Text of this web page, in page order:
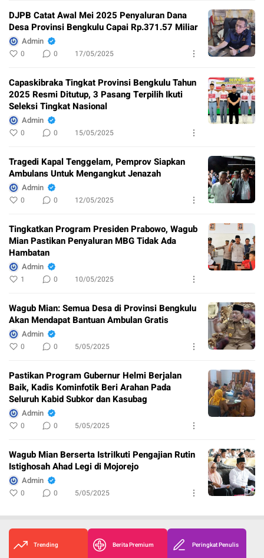
DJPB Catat Awal Mei 2025 Penyaluran Dana
Desa Provinsi Bengkulu Capai Rp.371.57 Miliar
Admin
0 0 17/05/2025
Capaskibraka Tingkat Provinsi Bengkulu Tahun
2025 Resmi Ditutup, 3 Pasang Terpilih Ikuti
Seleksi Tingkat Nasional
Admin
0 0 15/05/2025
Tragedi Kapal Tenggelam, Pemprov Siapkan
Ambulans Untuk Mengangkut Jenazah
Admin
0 0 12/05/2025
Tingkatkan Program Presiden Prabowo, Wagub
Mian Pastikan Penyaluran MBG Tidak Ada
Hambatan
Admin
1 0 10/05/2025
Wagub Mian: Semua Desa di Provinsi Bengkulu
Akan Mendapat Bantuan Ambulan Gratis
Admin
0 0 5/05/2025
Pastikan Program Gubernur Helmi Berjalan
Baik, Kadis Kominfotik Beri Arahan Pada
Seluruh Kabid Subkor dan Kasubag
Admin
0 0 5/05/2025
Wagub Mian Berserta IstriIkuti Pengajian Rutin
Istighosah Ahad Legi di Mojorejo
Admin
0 0 5/05/2025
Trending Berita Premium Peringkat Penulis